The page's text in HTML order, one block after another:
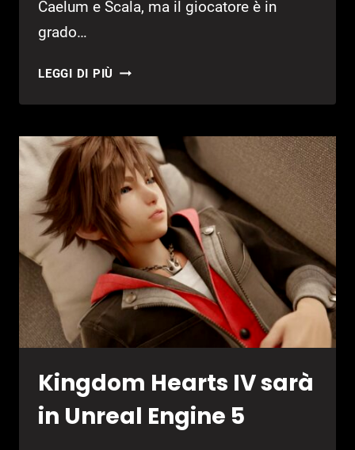
Caelum e Scala, ma il giocatore è in
grado…
LEGGI DI PIÙ KINGDOM
MISSING
SVELATI
NUOVI
DETTAGLI
Kingdom Hearts IV sarà
in Unreal Engine 5